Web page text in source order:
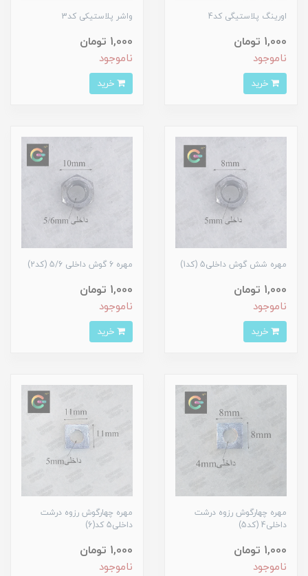
اورینگ پلاستیگی کد4
1,000 تومان
ناموجود
واشر پلاستیکی کد3
1,000 تومان
ناموجود
مهره شش گوش داخلی5 (کد1)
1,000 تومان
ناموجود
مهره 6 گوش داخلی 5/6 (کد2)
1,000 تومان
ناموجود
مهره چهارگوش رزوه درشت
داخلی4 (کد5)
1,000 تومان
ناموجود
مهره چهارگوش رزوه درشت
داخلی5 کد(6)
1,000 تومان
ناموجود